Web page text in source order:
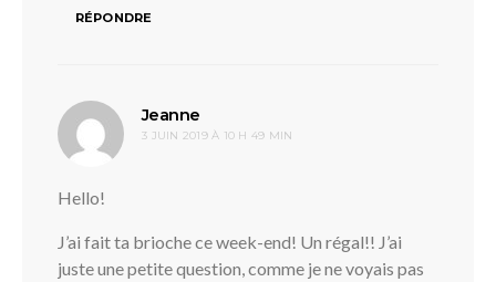
RÉPONDRE
Jeanne
3 JUIN 2019 À 10 H 49 MIN
Hello!
J’ai fait ta brioche ce week-end! Un régal!! J’ai
juste une petite question, comme je ne voyais pas